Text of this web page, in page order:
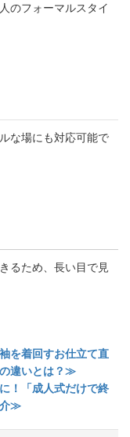
のフォーマルスタイ
な場にも対応可能で
るため、長い目で見
を着回すお仕立て直
違いとは？≫
！「成人式だけで終
介≫